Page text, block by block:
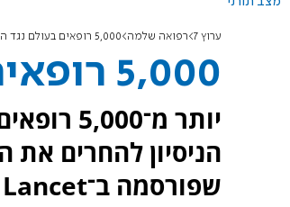
ערוץ 7 רפואה שלמה 5,000 רופאים בעולם נגד החרם על ישראל
5,000 רופאים בעולם נגד החרם על ישראל
הניסיון להחרים
שפורסמה ב־The Lancet.